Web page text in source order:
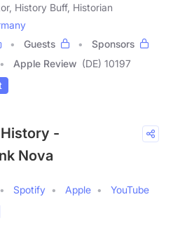
History Buff, Historian
Guests
Sponsors
Apple Review (DE) 10197
-
Nova
Spotify Apple
YouTube